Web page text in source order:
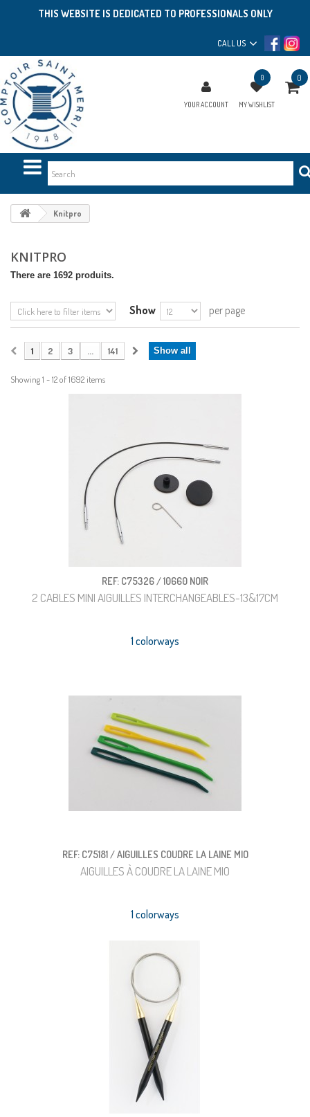
THIS WEBSITE IS DEDICATED TO PROFESSIONALS ONLY
CALL US
YOUR ACCOUNT
0
MY WISHLIST
0
Knitpro
KNITPRO
There are 1692 produits.
Show per page
Show all
1 2 3 ... 141
Showing 1 - 12 of 1692 items
REF: C75326 / 10660 NOIR
2 CABLES MINI AIGUILLES INTERCHANGEABLES-13&17CM
1 colorways
REF: C75181 / AIGUILLES COUDRE LA LAINE MIO
AIGUILLES À COUDRE LA LAINE MIO
1 colorways